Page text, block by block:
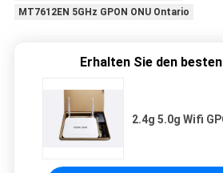
MT7612EN 5GHz GPON ONU Ontario
Erhalten Sie den
2.4g 5.0g Wifi